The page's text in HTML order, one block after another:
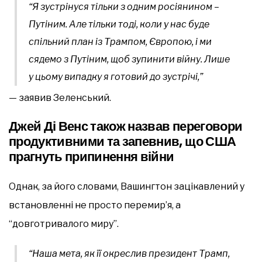
“Я зустрінуся тільки з одним росіянином –
Путіним. Але тільки тоді, коли у нас буде
спільний план із Трампом, Європою, і ми
сядемо з Путіним, щоб зупинити війну. Лише
у цьому випадку я готовий до зустрічі,”
— заявив Зеленський.
Джей Ді Венс також назвав переговори
продуктивними та запевнив, що США
прагнуть припинення війни
Однак, за його словами, Вашингтон зацікавлений у
встановленні не просто перемир’я, а
“довготривалого миру”.
“Наша мета, як її окреслив президент Трамп,